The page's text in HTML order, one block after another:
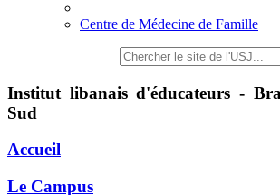
Centre de Médecine de Famille
Institut libanais d'éducateurs -
Sud
Accueil
Le Campus